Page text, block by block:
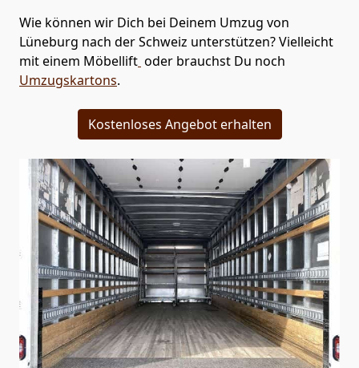
Wie können wir Dich bei Deinem Umzug von
Lüneburg nach der Schweiz unterstützen? Vielleicht
mit einem Möbellift oder brauchst Du noch
Umzugskartons.
Kostenloses Angebot erhalten